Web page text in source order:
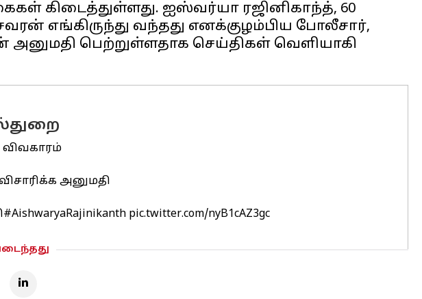
கிடைத்துள்ளது. ஐஸ்வர்யா ரஜினிகாந்த், 60
எங்கிருந்து வந்தது எனக்குழம்பிய போலீசார்,
அனுமதி பெற்றுள்ளதாக செய்திகள் வெளியாகி
அனுமதி
#AishwaryaRajinikanth pic.twitter.com/nyB1cAZ3gc